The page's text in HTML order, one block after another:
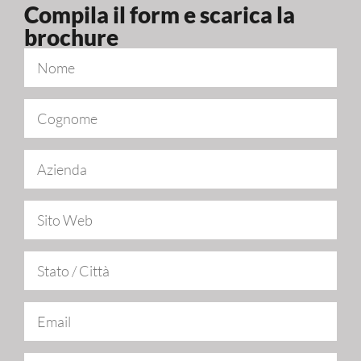
Compila il form e scarica la
brochure​